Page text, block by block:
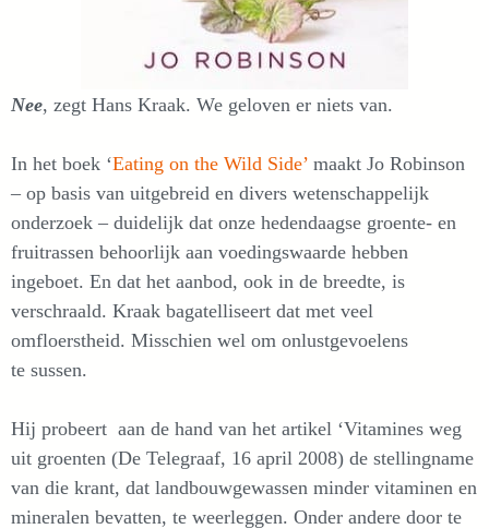
Nee, zegt Hans Kraak. We geloven er niets van.
In het boek ‘Eating on the Wild Side’ maakt Jo Robinson
– op basis van uitgebreid en divers wetenschappelijk
onderzoek – duidelijk dat onze hedendaagse groente- en
fruitrassen behoorlijk aan voedingswaarde hebben
ingeboet. En dat het aanbod, ook in de breedte, is
verschraald. Kraak bagatelliseert dat met veel
omfloerstheid. Misschien wel om onlustgevoelens
te sussen.
Hij probeert aan de hand van het artikel ‘Vitamines weg
uit groenten (De Telegraaf, 16 april 2008) de stellingname
van die krant, dat landbouwgewassen minder vitaminen en
mineralen bevatten, te weerleggen. Onder andere door te